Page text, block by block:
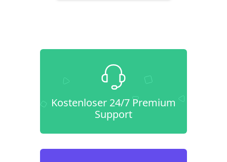
Kostenloser 24/7 Premium
Support